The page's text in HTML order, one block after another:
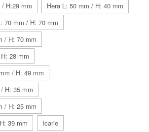
H:29 mm
Hera L: 50 mm / H: 40 mm
70 mm / H: 70 mm
/ H: 70 mm
28 mm
/ H: 49 mm
H: 35 mm
/ H: 25 mm
39 mm
Icarie